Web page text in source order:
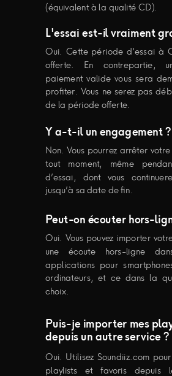
(équivalent à la qualité CD).
L'essai est-il vraiment
Oui. Cette période d'essai à
offerte. En contrepartie,
paiement valide vous sera
profiter. Vous ne serez pas
de la période offerte.
Y a-t-il un engagement ?
Non. Vous pourrez arrêter
tout moment, même
d’essai, dont vous
jusqu’à sa date de fin.
Peut-on écouter hors-
Oui. Vous pouvez importer
une écoute hors-ligne
applications pour
ordinateurs, et ce dans la
choix.
Puis-je importer mes
depuis un autre service ?
Oui. Utilisez Soundiiz.com
playlists et favoris depuis